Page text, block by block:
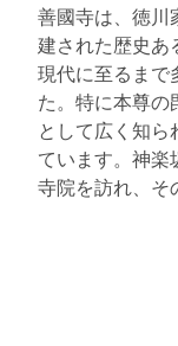
善國寺は、徳川
建された歴史あ
現代に至るまで
た。特に本尊の
として広く知
ています。神楽
寺院を訪れ、そ